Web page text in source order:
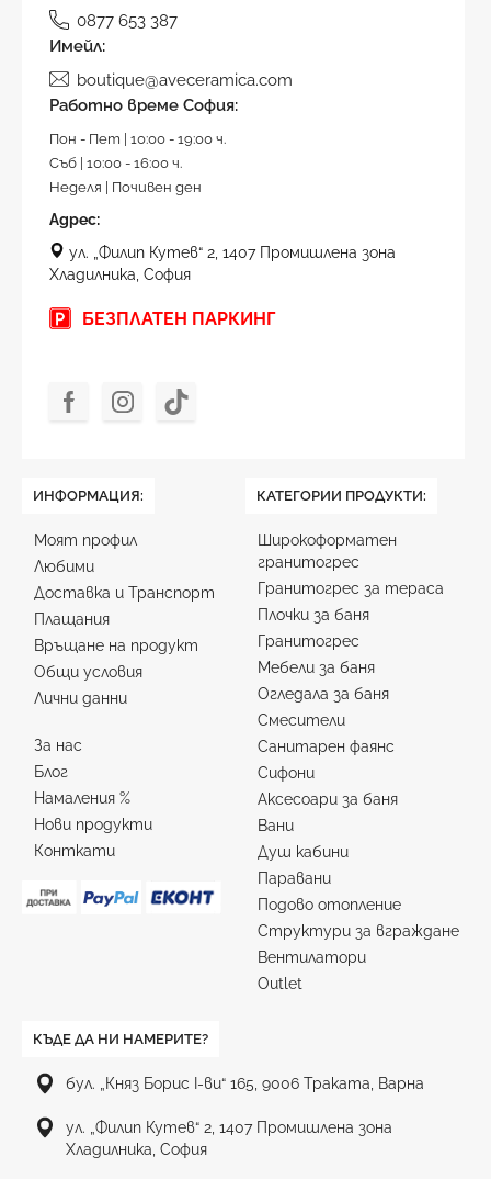
0877 653 387
Имейл:
boutique@aveceramica.com
Работно време София:
Пон - Пет | 10:00 - 19:00 ч.
Съб | 10:00 - 16:00 ч.
Неделя | Почивен ден
Адрес:
ул. „Филип Кутев“ 2, 1407 Промишлена зона
Хладилника, София
БЕЗПЛАТЕН ПАРКИНГ
ИНФОРМАЦИЯ:
Моят профил
Любими
Доставка и Транспорт
Плащания
Връщане на продукт
Общи условия
Лични данни
За нас
Блог
Намаления %
Нови продукти
Конткати
КАТЕГОРИИ ПРОДУКТИ:
Широкоформатен
гранитогрес
Гранитогрес за тераса
Плочки за баня
Гранитогрес
Мебели за баня
Огледала за баня
Смесители
Санитарен фаянс
Сифони
Аксесоари за баня
Вани
Душ кабини
Паравани
Подово отопление
Структури за вграждане
Вентилатори
Outlet
КЪДЕ ДА НИ НАМЕРИТЕ?
бул. „Княз Борис I-ви“ 165, 9006 Траката, Варна
ул. „Филип Кутев“ 2, 1407 Промишлена зона
Хладилника, София